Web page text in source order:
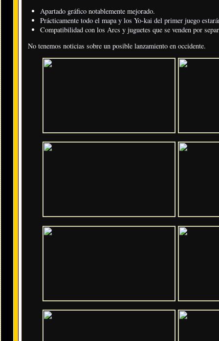
Apartado gráfico notablemente mejorado.
Prácticamente todo el mapa y los Yo-kai del primer juego
Compatibilidad con los Arcs y juguetes que se venden por
No tenemos noticias sobre un posible lanzamiento en occidente.